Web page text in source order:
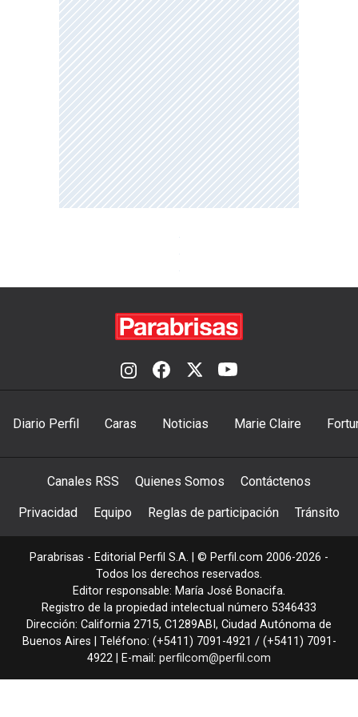
Diario Perfil Caras Noticias Marie Claire
Canales RSS Quienes Somos Contáctenos
Privacidad Equipo Reglas de participación Tránsito
Parabrisas - Editorial Perfil S.A. | © Perfil.com 2006-2026 -
Todos los derechos reservados.
Editor responsable: María José Bonacifa.
Registro de la propiedad intelectual número 5346433
Dirección: California 2715, C1289ABI , Ciudad Autónoma de
Buenos Aires | Teléfono: (+5411) 7091-4921 / (+5411) 7091-
4922 | E-mail: perfilcom@perfil.com